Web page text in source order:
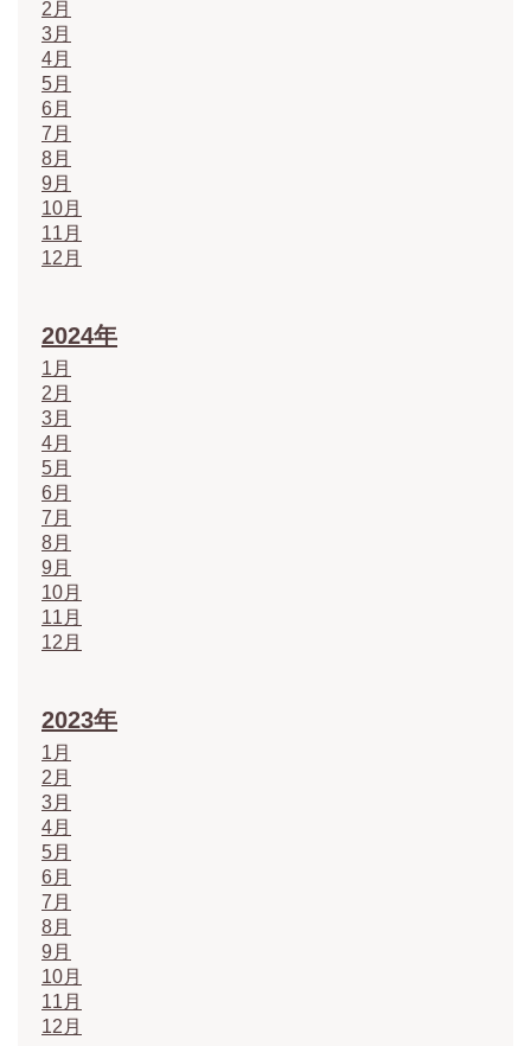
2月
3月
4月
5月
6月
7月
8月
9月
10月
11月
12月
2024年
1月
2月
3月
4月
5月
6月
7月
8月
9月
10月
11月
12月
2023年
1月
2月
3月
4月
5月
6月
7月
8月
9月
10月
11月
12月